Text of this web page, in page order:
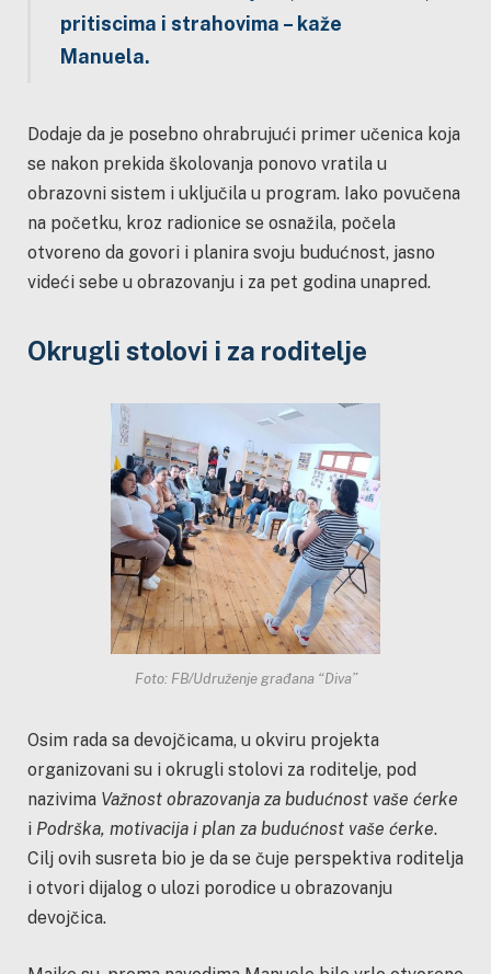
pritiscima i strahovima – kaže
Manuela.
Dodaje da je posebno ohrabrujući primer učenica koja
se nakon prekida školovanja ponovo vratila u
obrazovni sistem i uključila u program. Iako povučena
na početku, kroz radionice se osnažila, počela
otvoreno da govori i planira svoju budućnost, jasno
videći sebe u obrazovanju i za pet godina unapred.
Okrugli stolovi i za roditelje
Foto: FB/Udruženje građana “Diva”
Osim rada sa devojčicama, u okviru projekta
organizovani su i okrugli stolovi za roditelje, pod
nazivima Važnost obrazovanja za budućnost vaše ćerke
i Podrška, motivacija i plan za budućnost vaše ćerke.
Cilj ovih susreta bio je da se čuje perspektiva roditelja
i otvori dijalog o ulozi porodice u obrazovanju
devojčica.